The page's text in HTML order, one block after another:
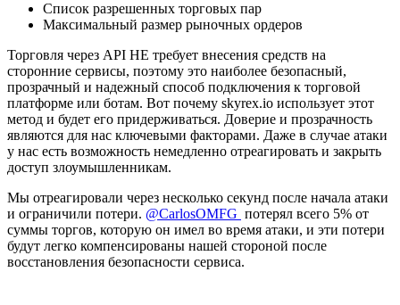
Список разрешенных торговых пар
Максимальный размер рыночных ордеров
Торговля через API НЕ требует внесения средств на
сторонние сервисы, поэтому это наиболее безопасный,
прозрачный и надежный способ подключения к торговой
платформе или ботам. Вот почему skyrex.io использует этот
метод и будет его придерживаться. Доверие и прозрачность
являются для нас ключевыми факторами. Даже в случае атаки
у нас есть возможность немедленно отреагировать и закрыть
доступ злоумышленникам.
Мы отреагировали через несколько секунд после начала атаки
и ограничили потери. @CarlosOMFG потерял всего 5% от
суммы торгов, которую он имел во время атаки, и эти потери
будут легко компенсированы нашей стороной после
восстановления безопасности сервиса.